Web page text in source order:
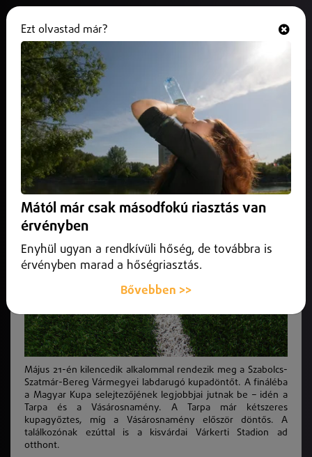
Közeleg a vármegyei kupadöntő
2025. május 16.Sport
Május 21-én kilencedik alkalommal rendezik meg a
Szabolcs-Szatmár-Bereg Vármegyei labdarugó kupadöntőt.
Május 21-én kilencedik alkalommal rendezik meg a Szabolcs-
Szatmár-Bereg Vármegyei labdarugó kupadöntőt. A fináléba
a Magyar Kupa selejtezőjének legjobbjai jutnak be – idén a
Tarpa és a Vásárosnamény. A Tarpa már kétszeres
kupagyőztes, míg a Vásárosnamény először döntős. A
találkozónak ezúttal is a kisvárdai Várkerti Stadion ad
otthont.
Ezt olvastad már?
Mától már csak másodfokú riasztás van
érvényben
Enyhül ugyan a rendkívüli hőség, de továbbra is
érvényben marad a hőségriasztás.
Bővebben >>